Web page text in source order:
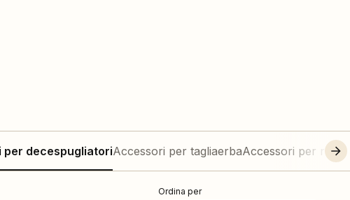
per decespugliatoriAccessori per tagliaerbaAccessori per
Ordina per